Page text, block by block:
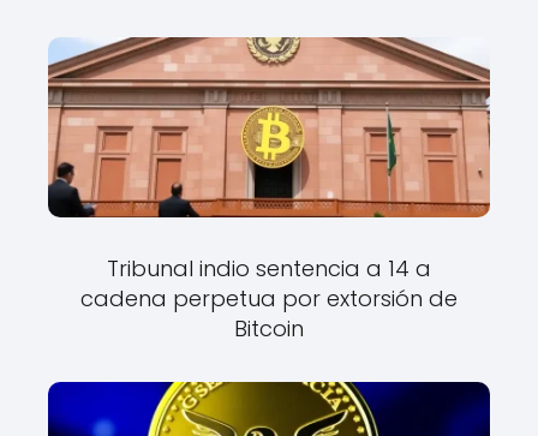
Tribunal indio sentencia a 14 a
cadena perpetua por extorsión de
Bitcoin